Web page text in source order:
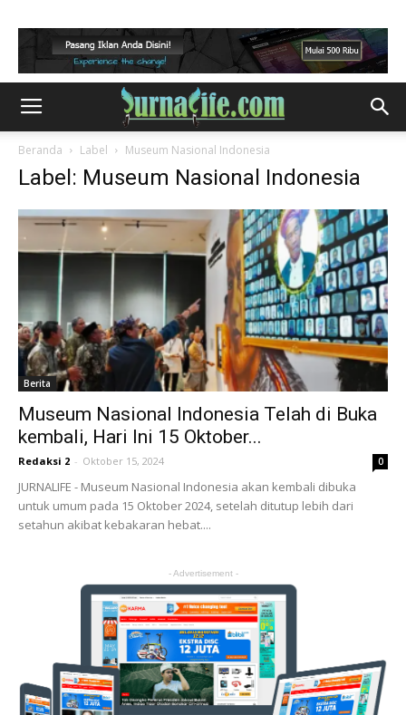
Beranda Label Museum Nasional Indonesia
Label: Museum Nasional Indonesia
Berita
Museum Nasional Indonesia Telah di Buka
kembali, Hari Ini 15 Oktober...
Redaksi 2 - Oktober 15, 2024 0
JURNALIFE - Museum Nasional Indonesia akan kembali dibuka
untuk umum pada 15 Oktober 2024, setelah ditutup lebih dari
setahun akibat kebakaran hebat....
- Advertisement -